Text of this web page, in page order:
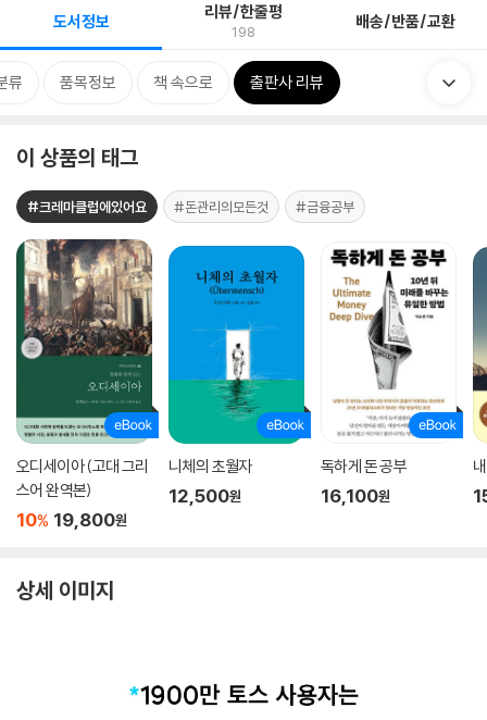
도서정보 리뷰/한줄평
198 배송/반품/교환
류 품목정보 책 속으로 출판사 리뷰
이 상품의 태그
#크레마클럽에있어요 #돈관리의모든것 #금융공부
오디세이아 (고대 그리
스어 완역본)
10% 19,800원
니체의 초월자
12,500원
독하게 돈 공부
16,100원
상세 이미지